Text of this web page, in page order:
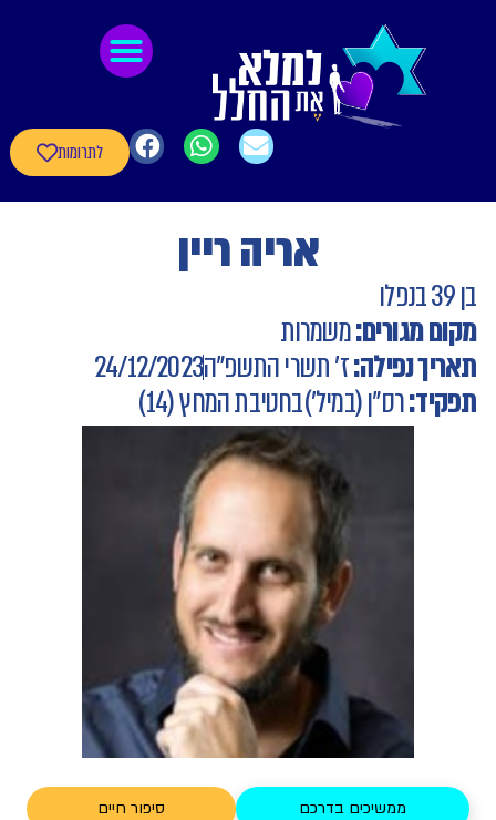
לתרומות
אריה ריין
בן 39 בנפלו
מקום מגורים:משמרות
תאריך נפילה:ז' תשרי התשפ"ה24/12/2023
תפקיד:רס"ן (במיל')בחטיבת המחץ (14)
ממשיכים בדרכם סיפור חיים